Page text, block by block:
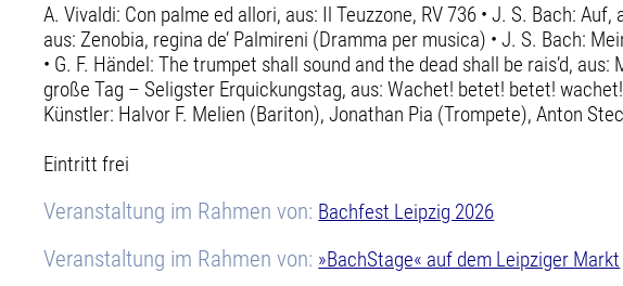
A. Vivaldi: Con palme ed allori, aus: Il Teuzzone, RV 736 • J. S. Bach:
aus: Zenobia, regina de’ Palmireni (Dramma per musica) • J. S. Bach:
• G. F. Händel: The trumpet shall sound and the dead shall be rais’d,
große Tag – Seligster Erquickungstag, aus: Wachet! betet! betet!
Künstler: Halvor F. Melien (Bariton), Jonathan Pia (Trompete), Anton
Eintritt frei
Veranstaltung im Rahmen von: Bachfest Leipzig 2026
Veranstaltung im Rahmen von: »BachStage« auf dem Leipziger Markt